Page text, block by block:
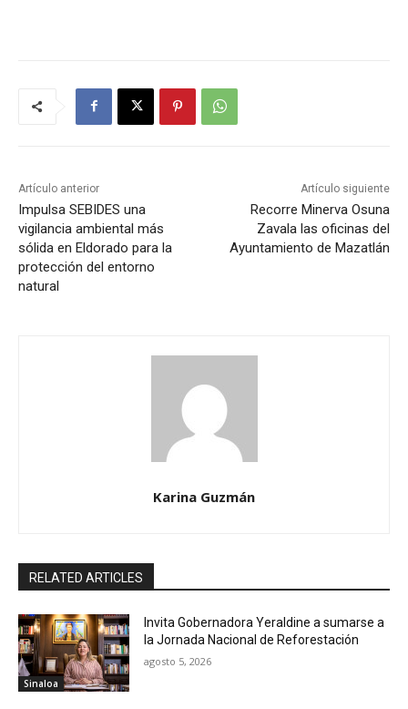
Artículo anterior
Impulsa SEBIDES una
vigilancia ambiental más
sólida en Eldorado para la
protección del entorno
natural
Artículo siguiente
Recorre Minerva Osuna
Zavala las oficinas del
Ayuntamiento de Mazatlán
Karina Guzmán
RELATED ARTICLES
Sinaloa
Invita Gobernadora Yeraldine a sumarse a
la Jornada Nacional de Reforestación
agosto 5, 2026